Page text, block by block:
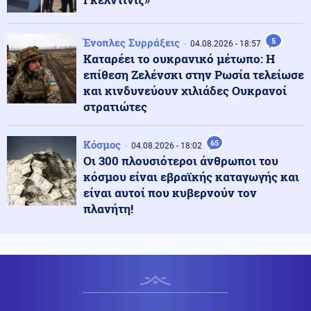
Ο ΠΑΟΚ ρίχνεται στη μάχη με την Άντερλεχτ – Το
σχέδιο Λίσι και το επόμενο βήμα για τη League Phase
Κοινωνία 06.08.2026 - 09:45
Μυστράς: Σήμερα η νεκροψία στον 90χρονο που
βρέθηκε σε καταψύκτη
Κόσμος
Τρεις νεκροί μετά από ρωσικούς βομβαρδισμούς στη
βορειοανατολική Ουκρανία
Κοινωνία 06.08.2026 - 09:29
06.08.2026 - 09:29
Ένοπλες Συρράξεις 04.08.2026 - 18:57 5
Καταρέει το ουκρανικό μέτωπο: Η
επίθεση Ζελένσκι στην Ρωσία τελείωσε
και κινδυνεύουν χιλιάδες Ουκρανοί
στρατιώτες
Κόσμος 04.08.2026 - 18:02 65
Οι 300 πλουσιότεροι άνθρωποι του
κόσμου είναι εβραϊκής καταγωγής και
είναι αυτοί που κυβερνούν τον
πλανήτη!